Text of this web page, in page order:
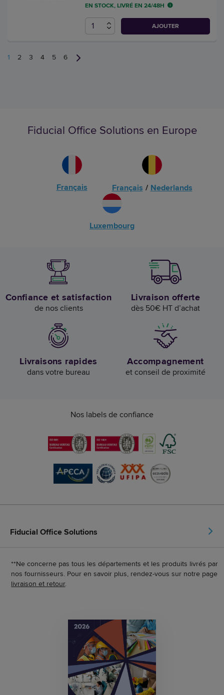
EN STOCK, LIVRÉ EN 24/48H
AJOUTER
1 2 3 4 5 6
Fiducial Office Solutions en Europe
Français Français / Nederlands
Luxembourg
Confiance et satisfaction
de nos clients
Livraison offerte
dès 50€ HT d’achat
Livraisons rapides
dans votre bureau
Accompagnement
et conseil de proximité
Nos labels de confiance
Fiducial Office Solutions
**Ne concerne pas tous les départements et les produits livrés par
nos fournisseurs. Pour en savoir plus, rendez-vous sur notre page
livraison et retour.